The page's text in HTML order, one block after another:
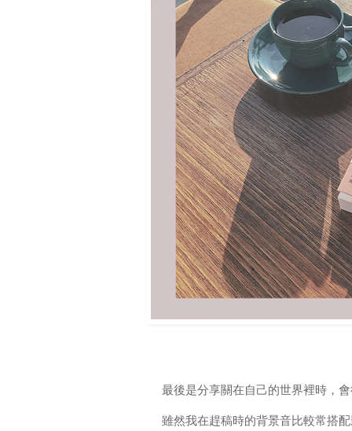
最後是分享關在自己的世界裡時，
雖然我在趕稿時的背景音比較常搭